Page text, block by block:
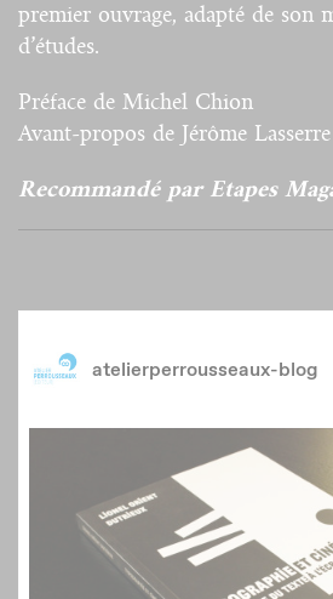
premier ouvrage, adapté de son
d’études.
Préface de Michel Chion
Avant-propos de Jérôme Lasserre
Recommandé par Etapes